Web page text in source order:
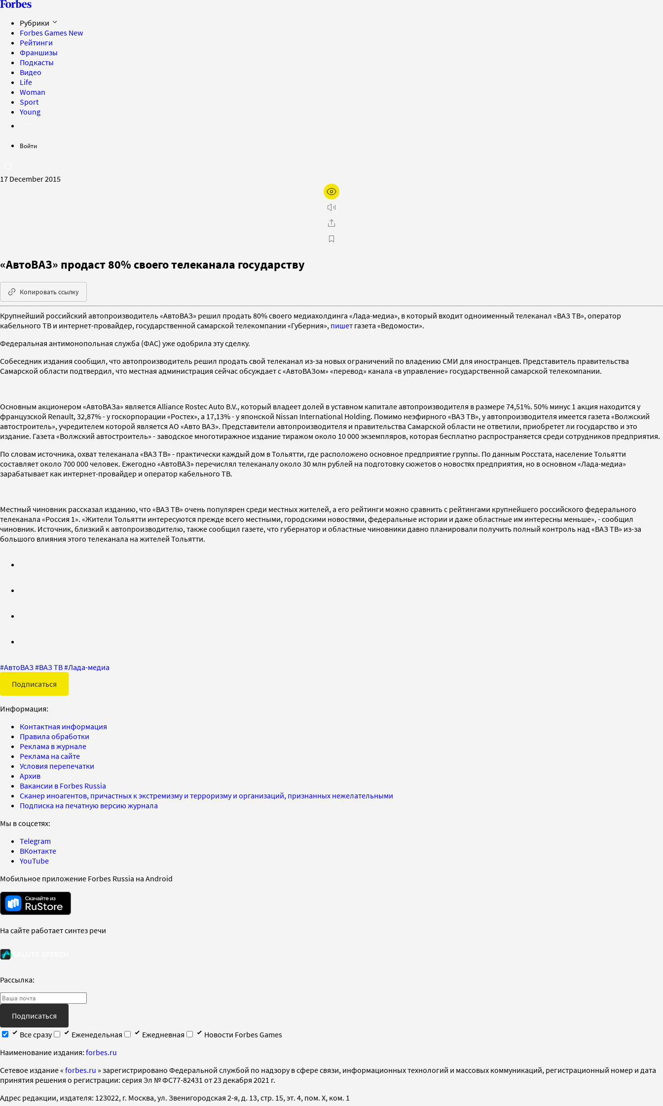
Рубрики
Forbes Games New
Рейтинги
Франшизы
Подкасты
Видео
Life
Woman
Sport
Young
Войти
17 December 2015
«АвтоВАЗ» продаст 80% своего телеканала государству
Копировать ссылку
Крупнейший российский автопроизводитель «АвтоВАЗ» решил продать 80% своего медиахолдинга «Лада-медиа», в который входит одноименный телеканал «ВАЗ ТВ», оператор
кабельного ТВ и интернет-провайдер, государственной самарской телекомпании «Губерния», пишет газета «Ведомости».
Федеральная антимонопольная служба (ФАС) уже одобрила эту сделку.
Собеседник издания сообщил, что автопроизводитель решил продать свой телеканал из-за новых ограничений по владению СМИ для иностранцев. Представитель правительства
Самарской области подтвердил, что местная администрация сейчас обсуждает с «АвтоВАЗом» «перевод» канала «в управление» государственной самарской телекомпании.
Основным акционером «АвтоВАЗа» является Alliance Rostec Auto B.V., который владеет долей в уставном капитале автопроизводителя в размере 74,51%. 50% минус 1 акция находится у
французской Renault, 32,87% - у госкорпорации «Ростех», а 17,13% - у японской Nissan International Holding. Помимо неэфирного «ВАЗ ТВ», у автопроизводителя имеется газета «Волжский
автостроитель», учредителем которой является АО «Авто ВАЗ». Представители автопроизводителя и правительства Самарской области не ответили, приобретет ли государство и это
издание. Газета «Волжский автостроитель» - заводское многотиражное издание тиражом около 10 000 экземпляров, которая бесплатно распространяется среди сотрудников предприятия.
По словам источника, охват телеканала «ВАЗ ТВ» - практически каждый дом в Тольятти, где расположено основное предприятие группы. По данным Росстата, население Тольятти
составляет около 700 000 человек. Ежегодно «АвтоВАЗ» перечислял телеканалу около 30 млн рублей на подготовку сюжетов о новостях предприятия, но в основном «Лада-медиа»
зарабатывает как интернет-провайдер и оператор кабельного ТВ.
Местный чиновник рассказал изданию, что «ВАЗ ТВ» очень популярен среди местных жителей, а его рейтинги можно сравнить с рейтингами крупнейшего российского федерального
телеканала «Россия 1». «Жители Тольятти интересуются прежде всего местными, городскими новостями, федеральные истории и даже областные им интересны меньше», - сообщил
чиновник. Источник, близкий к автопроизводителю, также сообщил газете, что губернатор и областные чиновники давно планировали получить полный контроль над «ВАЗ ТВ» из-за
большого влияния этого телеканала на жителей Тольятти.
#АвтоВАЗ#ВАЗ ТВ#Лада-медиа
Подписаться
Информация:
Контактная информация
Правила обработки
Реклама в журнале
Реклама на сайте
Условия перепечатки
Архив
Вакансии в Forbes Russia
Сканер иноагентов, причастных к экстремизму и терроризму и организаций, признанных нежелательными
Подписка на печатную версию журнала
Мы в соцсетях:
Telegram
ВКонтакте
YouTube
Мобильное приложение Forbes Russia на Android
На сайте работает синтез речи
Рассылка:
Подписаться
Все сразу
Еженедельная Ежедневная
Новости Forbes Games
Наименование издания: forbes.ru
Cетевое издание « forbes.ru » зарегистрировано Федеральной службой по надзору в сфере связи, информационных технологий и массовых коммуникаций, регистрационный номер и дата
принятия решения о регистрации: серия Эл № ФС77-82431 от 23 декабря 2021 г.
Адрес редакции, издателя: 123022, г. Москва, ул. Звенигородская 2-я, д. 13, стр. 15, эт. 4, пом. X, ком. 1